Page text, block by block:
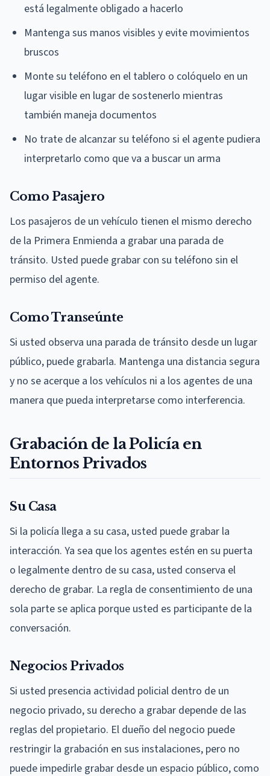
está legalmente obligado a hacerlo
Mantenga sus manos visibles y evite movimientos
bruscos
Monte su teléfono en el tablero o colóquelo en un
lugar visible en lugar de sostenerlo mientras
también maneja documentos
No trate de alcanzar su teléfono si el agente pudiera
interpretarlo como que va a buscar un arma
Como Pasajero
Los pasajeros de un vehículo tienen el mismo derecho
de la Primera Enmienda a grabar una parada de
tránsito. Usted puede grabar con su teléfono sin el
permiso del agente.
Como Transeúnte
Si usted observa una parada de tránsito desde un lugar
público, puede grabarla. Mantenga una distancia segura
y no se acerque a los vehículos ni a los agentes de una
manera que pueda interpretarse como interferencia.
Grabación de la Policía en
Entornos Privados
Su Casa
Si la policía llega a su casa, usted puede grabar la
interacción. Ya sea que los agentes estén en su puerta
o legalmente dentro de su casa, usted conserva el
derecho de grabar. La regla de consentimiento de una
sola parte se aplica porque usted es participante de la
conversación.
Negocios Privados
Si usted presencia actividad policial dentro de un
negocio privado, su derecho a grabar depende de las
reglas del propietario. El dueño del negocio puede
restringir la grabación en sus instalaciones, pero no
puede impedirle grabar desde un espacio público, como